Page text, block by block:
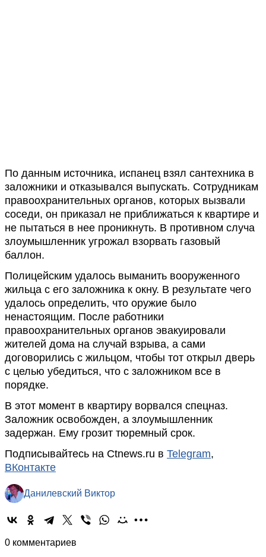
По данным источника, испанец взял сантехника в
заложники и отказывался выпускать. Сотрудникам
правоохранительных органов, которых вызвали
соседи, он приказал не приближаться к квартире и
не пытаться в нее проникнуть. В противном случа
злоумышленник угрожал взорвать газовый
баллон.
Полицейским удалось выманить вооруженного
жильца с его заложника к окну. В результате чего
удалось определить, что оружие было
ненастоящим. После работники
правоохранительных органов эвакуировали
жителей дома на случай взрыва, а сами
договорились с жильцом, чтобы тот открыл дверь
с целью убедиться, что с заложником все в
порядке.
В этот момент в квартиру ворвался спецназ.
Заложник освобожден, а злоумышленник
задержан. Ему грозит тюремный срок.
Подписывайтесь на Ctnews.ru в Telegram,
ВКонтакте
Данилевский Виктор
0 комментариев